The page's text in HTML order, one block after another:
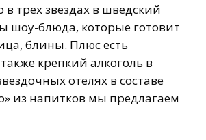
в трех звездах в шведский
шоу-блюда, которые готовит
блины. Плюс есть
крепкий алкоголь в
отелях в составе
из напитков мы предлагаем